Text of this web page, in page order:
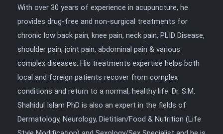
With over 30 years of experience in acupuncture, he
provides drug-free and non-surgical treatments for
chronic low back pain, knee pain, neck pain, PLID Disease,
shoulder pain, joint pain, abdominal pain & various
complex diseases. His treatments expertise helps both
local and foreign patients recover from complex
conditions and return to a normal, healthy life. Dr. S.M.
Shahidul Islam PhD is also an expert in the fields of
Dermatology, Neurology, Dietitian/Food & Nutrition (Life